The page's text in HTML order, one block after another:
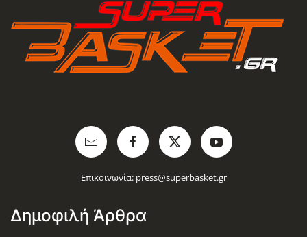
Επικοινωνία: press@superbasket.gr
Δημοφιλή Άρθρα